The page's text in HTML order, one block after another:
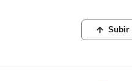
Subir